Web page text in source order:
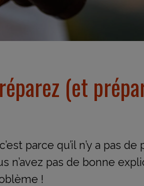
(et
parce qu’il n’y a pas
n’avez pas de bonne
!